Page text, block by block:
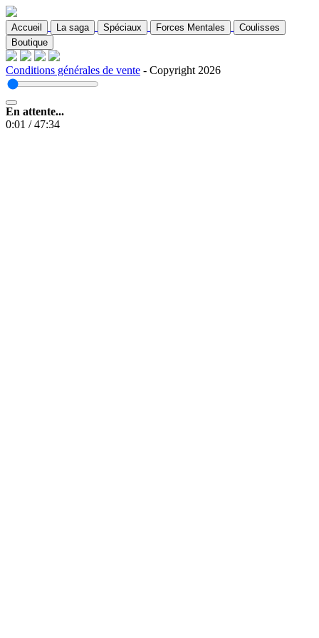
Accueil La saga Spéciaux Forces Mentales
Coulisses
Boutique
Conditions générales de vente - Copyright 2026
En attente...
0:01 /47:34